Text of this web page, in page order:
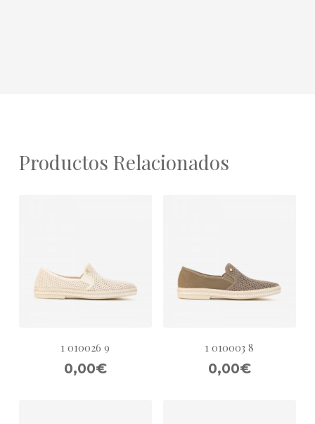
Productos Relacionados
1 010026 9
0,00€
1 010003 8
0,00€